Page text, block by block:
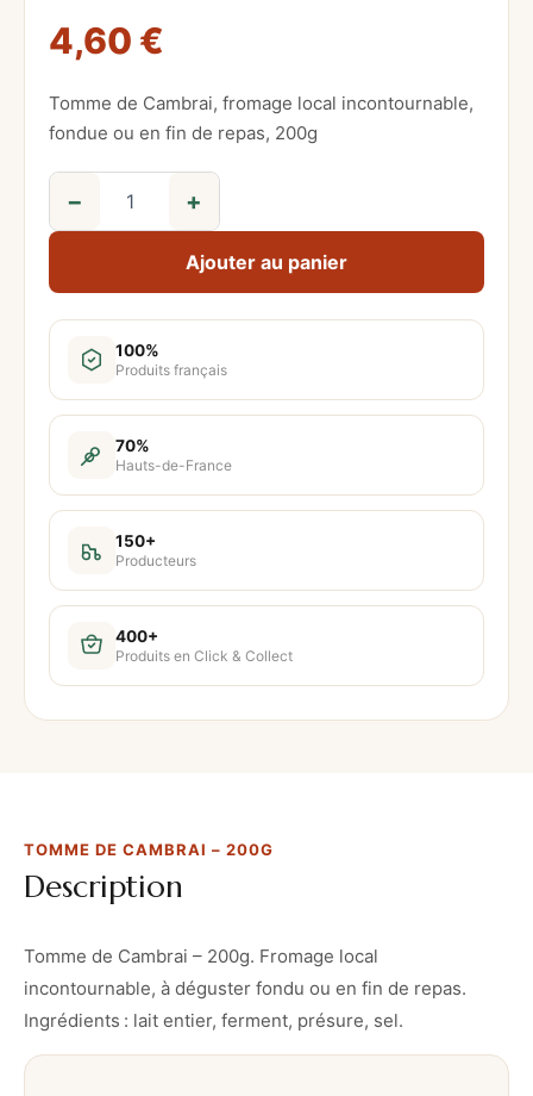
4,60 €
Tomme de Cambrai, fromage local incontournable,
fondue ou en fin de repas, 200g
u
a
m
b
r
i
–
2
0
− +
Ajouter au panier
100%
Produits français
70%
Hauts-de-France
150+
Producteurs
400+
Produits en Click & Collect
TOMME DE CAMBRAI – 200G
Description
Tomme de Cambrai – 200g. Fromage local
incontournable, à déguster fondu ou en fin de repas.
Ingrédients : lait entier, ferment, présure, sel.